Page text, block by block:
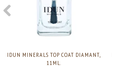
IDUN MINERALS TOP COAT DIAMANT,
11ML.